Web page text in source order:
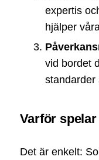
expertis
hjälper
vid bordet
standarder
Varför
Det är enkelt: